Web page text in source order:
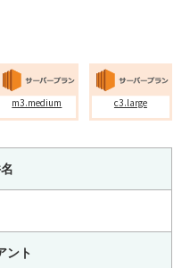
m3.medium c3.large
ント